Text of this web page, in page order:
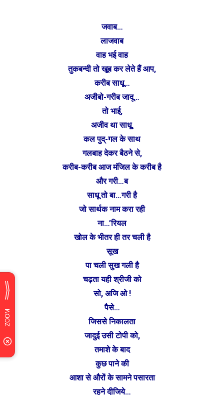
जवाब…
लाजवाब
वाह भई वाह
तुकबन्दी तो खूब कर लेते हैं आप,
करीब साधू…
अजीबो-गरीब जादू…
तो भाई,
अजीव था साधू,
कल पुद्-गल के साथ
गलबाह देकर बैठने से,
करीब-करीब आज मंजिल के करीब है
और गरी…ब
साधू तो बा…गरी है
जो सार्थक नाम करा रही
ना…’रियल
खोल के भीतर ही तर चली है
सूख
पा चली सुख गली है
चढ़ता यही श्रीजी को
सो, अजि ओ !
पैसे…
जिससे निकालता
जादुई उसी टोपी को,
तमाशे के बाद
कुछ पाने की
आशा से औरों के सामने पसारता
रहने दीजिये…